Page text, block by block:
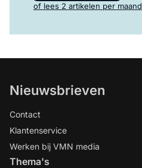
of lees 2 artikelen per maand
Nieuwsbrieven
Contact
Klantenservice
Werken bij VMN media
Thema's